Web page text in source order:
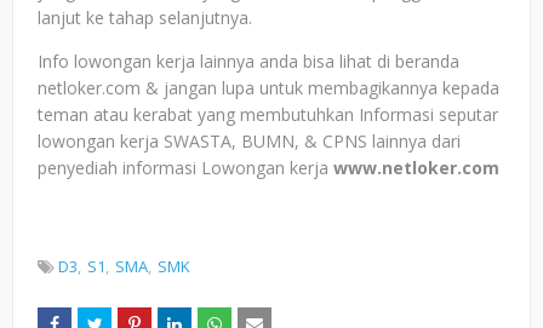
lanjut ke tahap selanjutnya.
Info lowongan kerja lainnya anda bisa lihat di beranda
netloker.com & jangan lupa untuk membagikannya kepada
teman atau kerabat yang membutuhkan Informasi seputar
lowongan kerja SWASTA, BUMN, & CPNS lainnya dari
penyediah informasi Lowongan kerja www.netloker.com
D3 S1 SMA SMK